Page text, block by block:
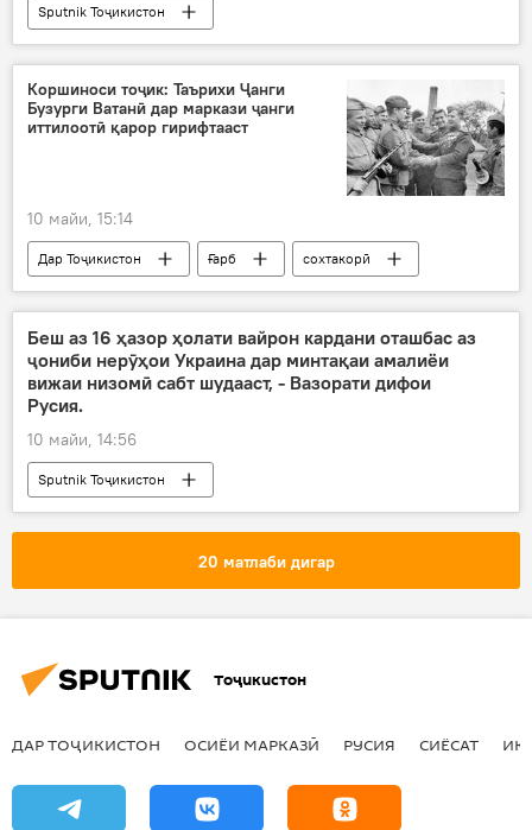
Sputnik Тоҷикистон
Коршиноси тоҷик: Таърихи Ҷанги
Бузурги Ватанӣ дар маркази ҷанги
иттилоотӣ қарор гирифтааст
10 майи, 15:14
Дар Тоҷикистон Ғарб
сохтакорӣ
Ҷанги дуюми ҷаҳонӣ
81-солгарди Ғалаба дар Ҷанги Бузурги Ватанӣ
таърих
Рӯзи ғалаба
Беш аз 16 ҳазор ҳолати вайрон кардани оташбас аз
ҷониби нерӯҳои Украина дар минтақаи амалиёи
вижаи низомӣ сабт шудааст, - Вазорати дифои
Русия.
10 майи, 14:56
Sputnik Тоҷикистон
20 матлаби дигар
Тоҷикистон
ДАР ТОҶИКИСТОН ОСИЁИ МАРКАЗӢ РУСИЯ СИЁСАТ